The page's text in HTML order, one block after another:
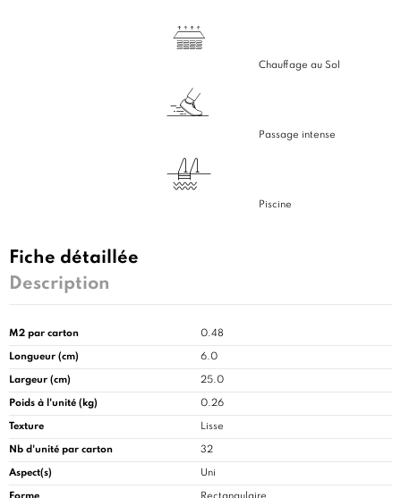
Chauffage au Sol
Passage intense
Piscine
Fiche détaillée
Description
M2 par carton 0.48
Longueur (cm) 6.0
Largeur (cm) 25.0
Poids à l'unité (kg) 0.26
Texture Lisse
Nb d'unité par carton 32
Aspect(s) Uni